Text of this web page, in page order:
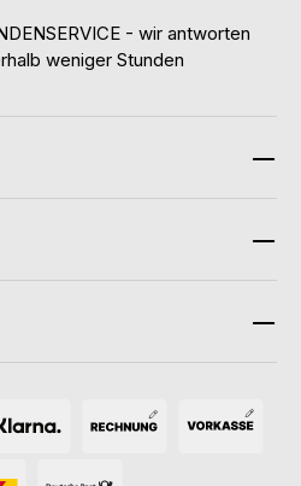
- wir antworten
weniger Stunden